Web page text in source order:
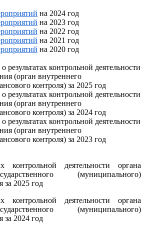
на 2024 год
на 2023 год
на 2022 год
на 2021 год
на 2020 год
о результатах контрольной деятельности
(орган внутреннего
контроля) за 2025 год
о результатах контрольной деятельности
(орган внутреннего
контроля) за 2024 год
о результатах контрольной деятельности
(орган внутреннего
контроля) за 2023 год
контрольной деятельности органа
(муниципального)
за 2025 год
контрольной деятельности органа
(муниципального)
за 2024 год